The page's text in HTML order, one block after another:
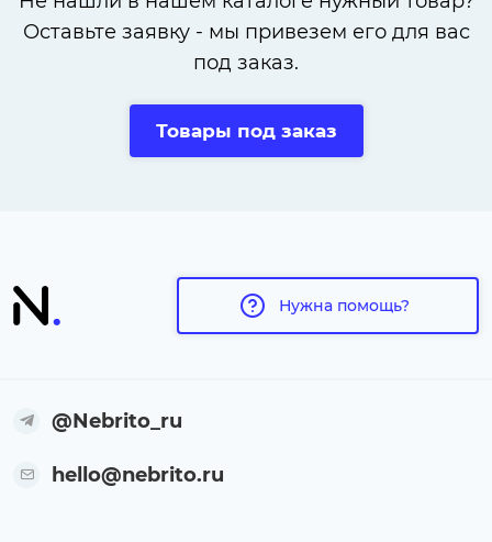
Оставьте заявку - мы привезем его для вас
под заказ.
Товары под заказ
Нужна помощь?
@Nebrito_ru
hello@nebrito.ru